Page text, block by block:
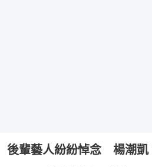
後輩藝人紛紛悼念 楊潮凱